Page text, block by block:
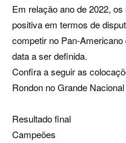
Em relação ano de 2022,
positiva em termos de
competir no Pan-
data a ser definida.
Confira a seguir as
Rondon no Grande
Resultado final
Campeões